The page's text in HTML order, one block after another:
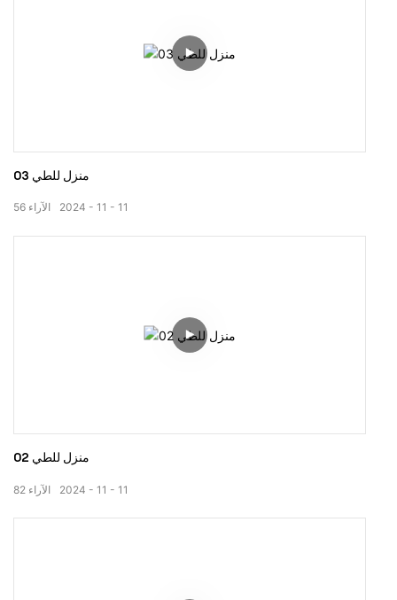
منزل للطي 03
2024 11 11
56 الآراء
منزل للطي 02
2024 11 11
82 الآراء